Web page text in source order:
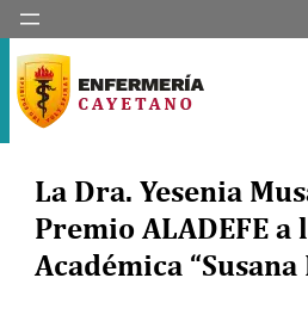
La Dra. Yesenia
Premio ALADEFE
Académica